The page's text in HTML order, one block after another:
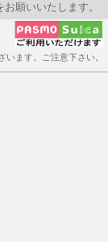
願いいたします。
ます。ご注意下さい。